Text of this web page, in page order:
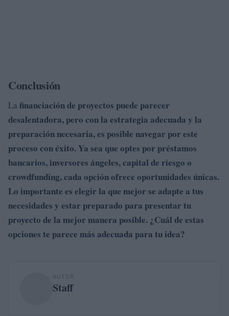
Conclusión
La financiación de proyectos puede parecer
desalentadora, pero con la estrategia adecuada y la
preparación necesaria, es posible navegar por este
proceso con éxito. Ya sea que optes por préstamos
bancarios, inversores ángeles, capital de riesgo o
crowdfunding, cada opción ofrece oportunidades únicas.
Lo importante es elegir la que mejor se adapte a tus
necesidades y estar preparado para presentar tu
proyecto de la mejor manera posible. ¿Cuál de estas
opciones te parece más adecuada para tu idea?
AUTOR
Staff